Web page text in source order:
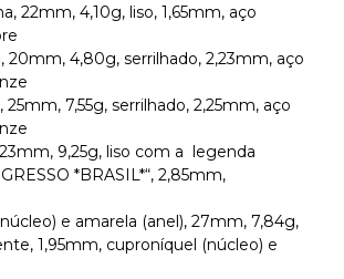
22mm, 4,10g, liso, 1,65mm, aço
20mm, 4,80g, serrilhado, 2,23mm, aço
25mm, 7,55g, serrilhado, 2,25mm, aço
9,25g, liso com a legenda
*BRASIL*“, 2,85mm,
e amarela (anel), 27mm, 7,84g,
1,95mm, cuproníquel (núcleo) e